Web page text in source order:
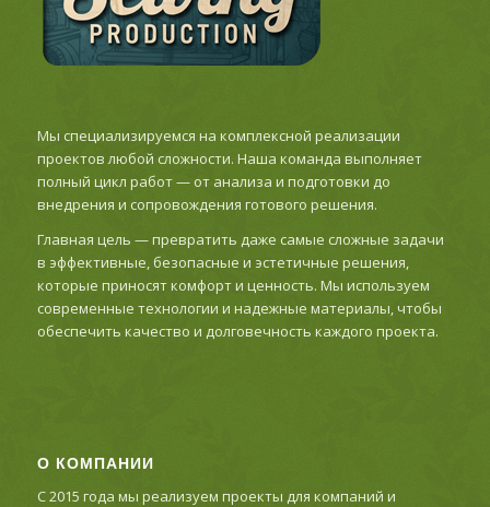
Мы специализируемся на комплексной реализации
проектов любой сложности. Наша команда выполняет
полный цикл работ — от анализа и подготовки до
внедрения и сопровождения готового решения.
Главная цель — превратить даже самые сложные задачи
в эффективные, безопасные и эстетичные решения,
которые приносят комфорт и ценность. Мы используем
современные технологии и надежные материалы, чтобы
обеспечить качество и долговечность каждого проекта.
О КОМПАНИИ
С 2015 года мы реализуем проекты для компаний и